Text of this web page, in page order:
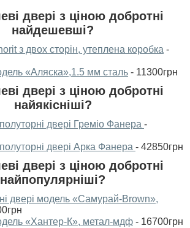
двері з ціною добротні
найдешевші?
з двох сторін, утеплена коробка -
«Аляска»,1.5 мм сталь - 11300грн
двері з ціною добротні
найякісніші?
двері Греміо Фанера -
двері Арка Фанера - 42850грн
двері з ціною добротні
найпопулярніші?
двері модель «Самурай-Brown»,
«Хантер-К», метал-мдф - 16700грн